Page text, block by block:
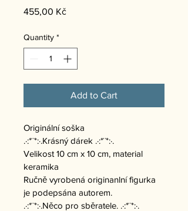
455,00 KčPrice
Quantity *
Add to Cart
Originální soška
.·:*¨*:·.Krásný dárek .·:*¨*:·.
Velikost 10 cm x 10 cm, material
keramika
Ručně vyrobená originanlní figurka
je podepsána autorem.
.·:*¨*:·.Něco pro sběratele. .·:*¨*:·.